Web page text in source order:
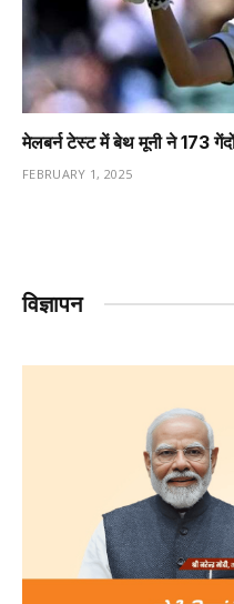
मेलबर्न टेस्ट में बेथ मूनी ने 173
FEBRUARY 1, 2025
विज्ञापन